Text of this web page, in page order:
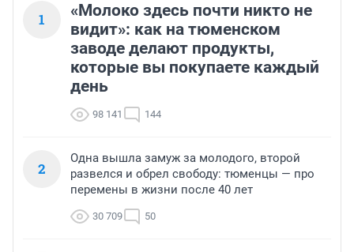
1
«Молоко здесь почти никто не
видит»: как на тюменском
заводе делают продукты,
которые вы покупаете каждый
день
98 141 144
2
Одна вышла замуж за молодого, второй
развелся и обрел свободу: тюменцы — про
перемены в жизни после 40 лет
30 709 50